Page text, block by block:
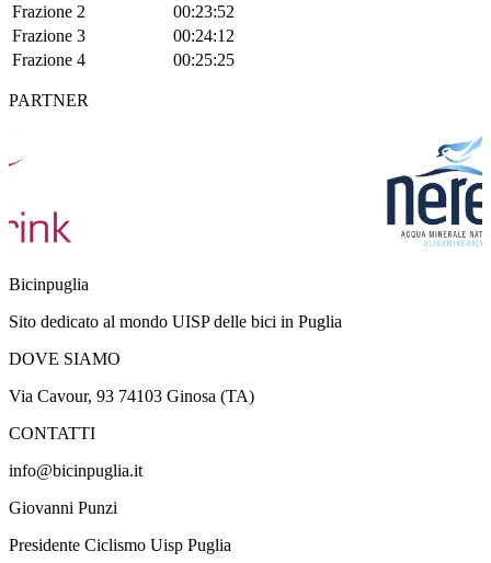
Frazione 2
00:23:52
Frazione 3
00:24:12
Frazione 4
00:25:25
PARTNER
Bicinpuglia
Sito dedicato al mondo UISP delle bici in Puglia
DOVE SIAMO
Via Cavour, 93 74103 Ginosa (TA)
CONTATTI
info@bicinpuglia.it
Giovanni Punzi
Presidente Ciclismo Uisp Puglia